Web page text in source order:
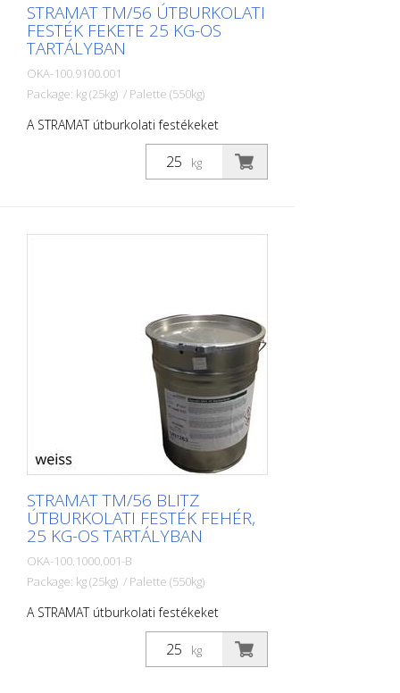
STRAMAT TM/56 ÚTBURKOLATI
FESTÉK FEKETE 25 KG-OS
TARTÁLYBAN
OKA-100.9100.001
Package: kg (25kg) / Palette (550kg)
A STRAMAT útburkolati festékeket
elsősorban aszfalt- vagy betonfelületeken
használják, szegély- és középvonalak,
parkolóhelyek, űrszelvényjelzések vagy
kg
STRAMAT TM/56 BLITZ
ÚTBURKOLATI FESTÉK FEHÉR,
25 KG-OS TARTÁLYBAN
OKA-100.1000.001-B
Package: kg (25kg) / Palette (550kg)
A STRAMAT útburkolati festékeket
elsősorban aszfalt- vagy betonfelületeken
használják, szegély- és középvonalak,
parkolóhelyek, űrszelvényjelzések vagy
kg